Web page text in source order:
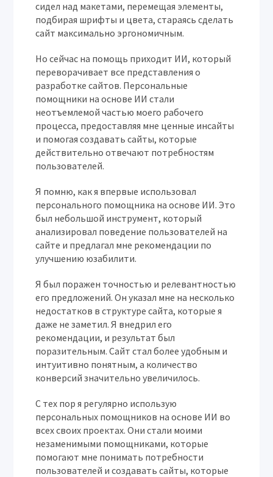
сидел над макетами, перемещая элементы,
подбирая шрифты и цвета, стараясь сделать
сайт максимально эргономичным.
Но сейчас на помощь приходит ИИ, который
переворачивает все представления о
разработке сайтов. Персональные
помощники на основе ИИ стали
неотъемлемой частью моего рабочего
процесса, предоставляя мне ценные инсайты
и помогая создавать сайты, которые
действительно отвечают потребностям
пользователей.
Я помню, как я впервые использовал
персонального помощника на основе ИИ. Это
был небольшой инструмент, который
анализировал поведение пользователей на
сайте и предлагал мне рекомендации по
улучшению юзабилити.
Я был поражен точностью и релевантностью
его предложений. Он указал мне на несколько
недостатков в структуре сайта, которые я
даже не заметил. Я внедрил его
рекомендации, и результат был
поразительным. Сайт стал более удобным и
интуитивно понятным, а количество
конверсий значительно увеличилось.
С тех пор я регулярно использую
персональных помощников на основе ИИ во
всех своих проектах. Они стали моими
незаменимыми помощниками, которые
помогают мне понимать потребности
пользователей и создавать сайты, которые